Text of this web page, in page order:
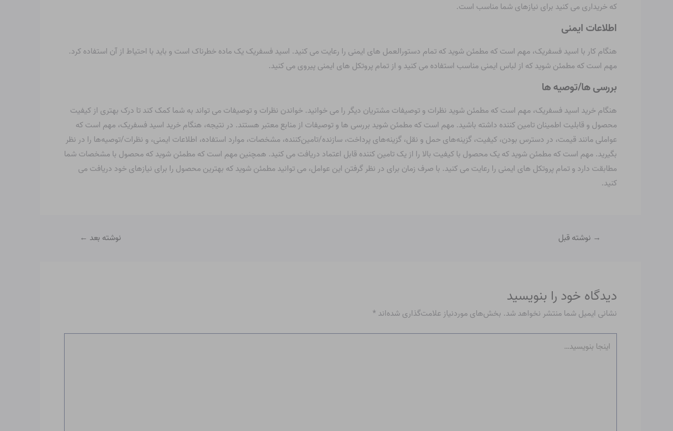
که خریداری می کنید برای نیازهای شما مناسب است.
اطلاعات ایمنی
هنگام کار با اسید فسفریک، مهم است که مطمئن شوید که تمام دستورالعمل های ایمنی را رعایت می کنید. اسید فسفریک یک ماده خطرناک است و باید با احتیاط از آن استفاده کرد.
مهم است که مطمئن شوید که از لباس ایمنی مناسب استفاده می کنید و از تمام پروتکل های ایمنی پیروی می کنید.
بررسی ها/توصیه ها
هنگام خرید اسید فسفریک، مهم است که مطمئن شوید نظرات و توصیفات مشتریان دیگر را می خوانید. خواندن نظرات و توصیفات می تواند به شما کمک کند تا درک بهتری از کیفیت
محصول و قابلیت اطمینان تامین کننده داشته باشید. مهم است که مطمئن شوید بررسی ها و توصیفات از منابع معتبر هستند. در نتیجه، هنگام خرید اسید فسفریک، مهم است که
عواملی مانند قیمت، در دسترس بودن، کیفیت، گزینه‌های حمل و نقل، گزینه‌های پرداخت، سازنده/تامین‌کننده، مشخصات، موارد استفاده، اطلاعات ایمنی، و نظرات/توصیه‌ها را در نظر
بگیرید. مهم است که مطمئن شوید که یک محصول با کیفیت بالا را از یک تامین کننده قابل اعتماد دریافت می کنید. همچنین مهم است که مطمئن شوید که محصول با مشخصات شما
مطابقت دارد و تمام پروتکل های ایمنی را رعایت می کنید. با صرف زمان برای در نظر گرفتن این عوامل، می توانید مطمئن شوید که بهترین محصول را برای نیازهای خود دریافت می
کنید.
→ نوشته قبل نوشته بعد ←
دیدگاه‌ خود را بنویسید
نشانی ایمیل شما منتشر نخواهد شد. بخش‌های موردنیاز علامت‌گذاری شده‌اند *
اینجا
بنویسید…